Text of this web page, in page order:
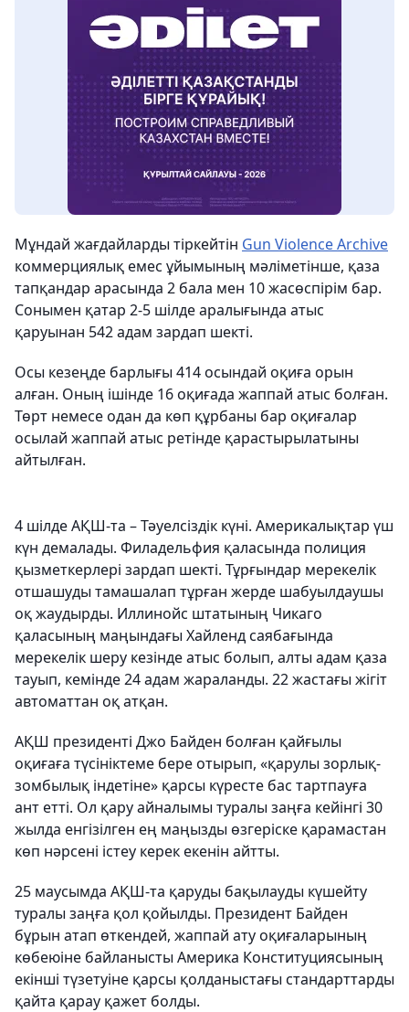
Мұндай жағдайларды тіркейтін Gun Violence Archive
коммерциялық емес ұйымының мәліметінше, қаза
тапқандар арасында 2 бала мен 10 жасөспірім бар.
Сонымен қатар 2-5 шілде аралығында атыс
қаруынан 542 адам зардап шекті.
Осы кезеңде барлығы 414 осындай оқиға орын
алған. Оның ішінде 16 оқиғада жаппай атыс болған.
Төрт немесе одан да көп құрбаны бар оқиғалар
осылай жаппай атыс ретінде қарастырылатыны
айтылған.
4 шілде АҚШ-та – Тәуелсіздік күні. Америкалықтар үш
күн демалады. Филадельфия қаласында полиция
қызметкерлері зардап шекті. Тұрғындар мерекелік
отшашуды тамашалап тұрған жерде шабуылдаушы
оқ жаудырды. Иллинойс штатының Чикаго
қаласының маңындағы Хайленд саябағында
мерекелік шеру кезінде атыс болып, алты адам қаза
тауып, кемінде 24 адам жараланды. 22 жастағы жігіт
автоматтан оқ атқан.
АҚШ президенті Джо Байден болған қайғылы
оқиғаға түсініктеме бере отырып, «қарулы зорлық-
зомбылық індетіне» қарсы күресте бас тартпауға
ант етті. Ол қару айналымы туралы заңға кейінгі 30
жылда енгізілген ең маңызды өзгеріске қарамастан
көп нәрсені істеу керек екенін айтты.
25 маусымда АҚШ-та қаруды бақылауды күшейту
туралы заңға қол қойылды. Президент Байден
бұрын атап өткендей, жаппай ату оқиғаларының
көбеюіне байланысты Америка Конституциясының
екінші түзетуіне қарсы қолданыстағы стандарттарды
қайта қарау қажет болды.